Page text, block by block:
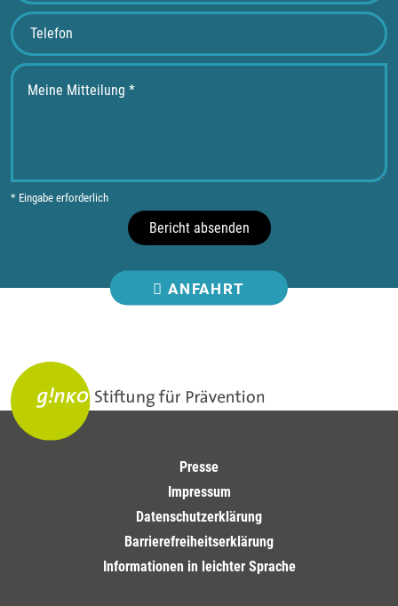
* Eingabe erforderlich
Bericht absenden
ANFAHRT
Presse
Impressum
Datenschutzerklärung
Barrierefreiheitserklärung
Informationen in leichter Sprache